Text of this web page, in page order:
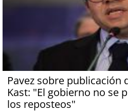
Pavez sobre publicación
Kast: "El gobierno no se
los reposteos"